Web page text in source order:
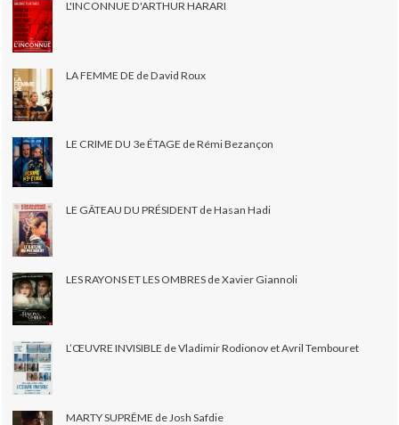
L'INCONNUE D'ARTHUR HARARI
LA FEMME DE de David Roux
LE CRIME DU 3e ÉTAGE de Rémi Bezançon
LE GÂTEAU DU PRÉSIDENT de Hasan Hadi
LES RAYONS ET LES OMBRES de Xavier Giannoli
L’ŒUVRE INVISIBLE de Vladimir Rodionov et Avril Tembouret
MARTY SUPRÊME de Josh Safdie